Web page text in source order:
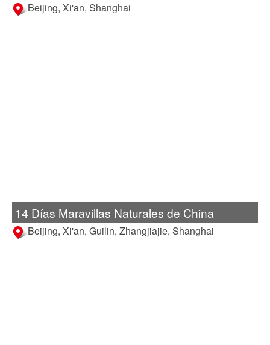
Beijing, Xi'an, Shanghai
14 Días Maravillas Naturales de China
Beijing, Xi'an, Guilin, Zhangjiajie, Shanghai